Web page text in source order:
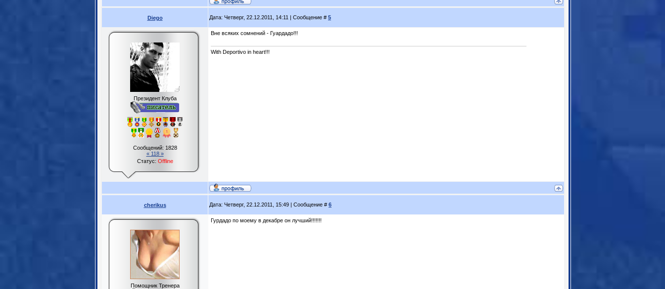
Diego Дата: Четверг, 22.12.2011, 14:11 | Сообщение # 5
Президент Клуба
Сообщений: 1828
« 118 »
Статус: Offline
Вне всяких сомнений - Гуардадо!!!
With Deportivo in heart!!!
cherikus Дата: Четверг, 22.12.2011, 15:49 | Сообщение # 6
Помощник Тренера
Гурдадо по моему в декабре он лучший!!!!!!!